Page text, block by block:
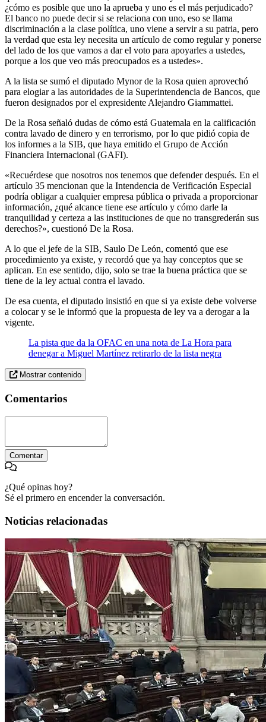
¿cómo es posible que uno la aprueba y uno es el más perjudicado?
El banco no puede decir si se relaciona con uno, eso se llama
discriminación a la clase política, uno viene a servir a su patria, pero
la verdad que esta ley necesita un artículo de como regular y ponerse
del lado de los que vamos a dar el voto para apoyarles a ustedes,
porque a los que veo más preocupados es a ustedes».
A la lista se sumó el diputado Mynor de la Rosa quien aprovechó
para elogiar a las autoridades de la Superintendencia de Bancos, que
fueron designados por el expresidente Alejandro Giammattei.
De la Rosa señaló dudas de cómo está Guatemala en la calificación
contra lavado de dinero y en terrorismo, por lo que pidió copia de
los informes a la SIB, que haya emitido el Grupo de Acción
Financiera Internacional (GAFI).
«Recuérdese que nosotros nos tenemos que defender después. En el
artículo 35 mencionan que la Intendencia de Verificación Especial
podría obligar a cualquier empresa pública o privada a proporcionar
información, ¿qué alcance tiene ese artículo y cómo darle la
tranquilidad y certeza a las instituciones de que no transgrederán sus
derechos?», cuestionó De la Rosa.
A lo que el jefe de la SIB, Saulo De León, comentó que ese
procedimiento ya existe, y recordó que ya hay conceptos que se
aplican. En ese sentido, dijo, solo se trae la buena práctica que se
tiene de la ley actual contra el lavado.
De esa cuenta, el diputado insistió en que si ya existe debe volverse
a colocar y se le informó que la propuesta de ley va a derogar a la
vigente.
La pista que da la OFAC en una nota de La Hora para
denegar a Miguel Martínez retirarlo de la lista negra
Mostrar contenido
Comentarios
Comentar
¿Qué opinas hoy?
Sé el primero en encender la conversación.
Noticias relacionadas